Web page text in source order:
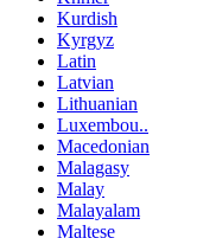
Kurdish
Kyrgyz
Latin
Latvian
Lithuanian
Luxembou..
Macedonian
Malagasy
Malay
Malayalam
Maltese